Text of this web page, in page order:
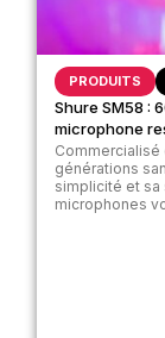
PRODUITS
Shure SM58 :
microphone
Commercialisé
générations
simplicité et sa
microphones